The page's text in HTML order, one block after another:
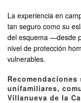
La experiencia en
tan seguro como su
del esquema —desde
nivel de protección
vulnerables.
unifamiliares,
Villanueva de la